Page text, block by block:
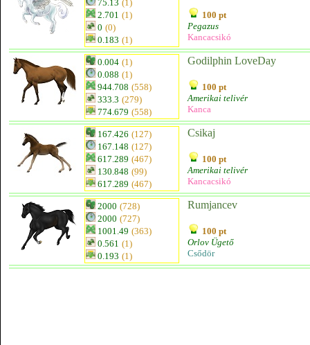
75.13 (1)
2.701 (1)
0 (0)
0.183 (1)
100 pt
Pegazus
Kancacsikó
0.004 (1)
0.088 (1)
944.708 (558)
333.3 (279)
774.679 (558)
Godilphin LoveDay
100 pt
Amerikai telivér
Kanca
167.426 (127)
167.148 (127)
617.289 (467)
130.848 (99)
617.289 (467)
Csikaj
100 pt
Amerikai telivér
Kancacsikó
2000 (728)
2000 (727)
1001.49 (363)
0.561 (1)
0.193 (1)
Rumjancev
100 pt
Orlov Ügető
Csődör